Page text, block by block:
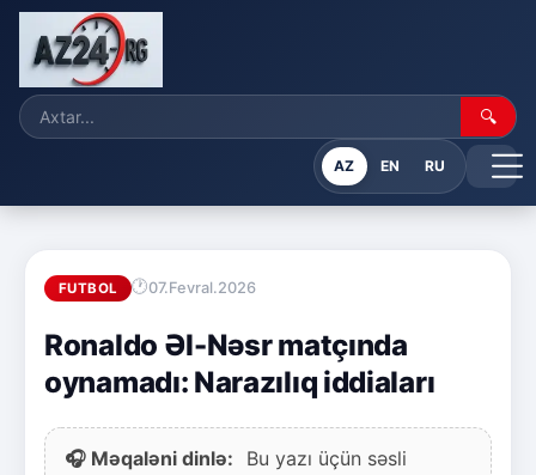
🔍
AZ EN RU
FUTBOL 07.Fevral.2026
Ronaldo Əl-Nəsr matçında
oynamadı: Narazılıq iddiaları
🎧 Məqaləni dinlə:
Bu yazı üçün səsli